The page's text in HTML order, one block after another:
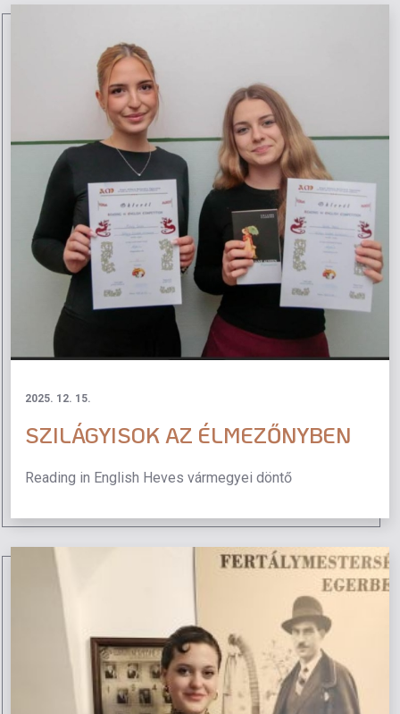
2025. 12. 15.
SZILÁGYISOK AZ ÉLMEZŐNYBEN
Reading in English Heves vármegyei döntő